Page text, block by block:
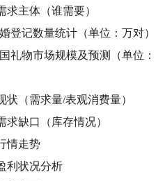
求主体（谁需要）
登记数量统计（单位：万对）
礼物市场规模及预测（单位：
状（需求量/表观消费量）
求缺口（库存情况）
情走势
利状况分析